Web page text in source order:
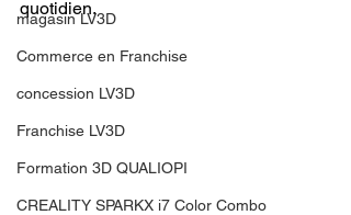
magasin LV3D
Commerce en Franchise
concession LV3D
Franchise LV3D
Formation 3D QUALIOPI
CREALITY SPARKX i7 Color Combo
quotidien.